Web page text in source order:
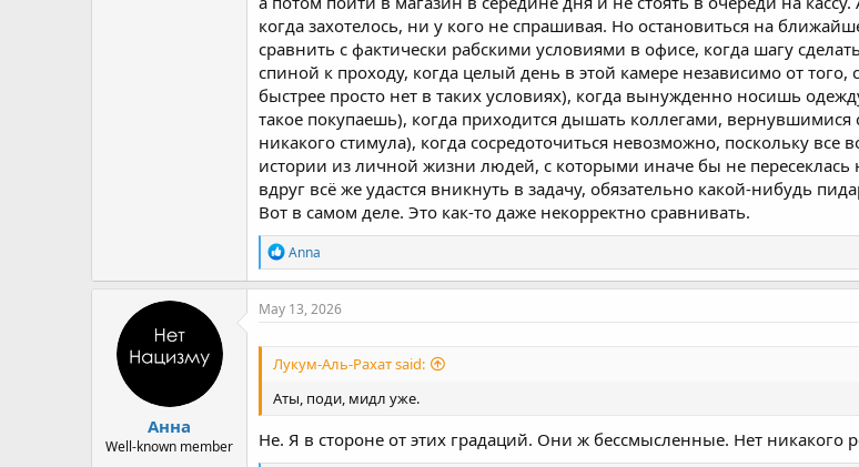
когда захотелось, ни у кого не спрашивая. Но остановиться на
сравнить с фактически рабскими условиями в офисе, когда шагу
спиной к проходу, когда целый день в этой камере независимо от
быстрее просто нет в таких условиях), когда вынужденно носишь
такое покупаешь), когда приходится дышать коллегами, вернувшимися
никакого стимула), когда сосредоточиться невозможно, поскольку
истории из личной жизни людей, с которыми иначе бы не пересеклась
вдруг всё же удастся вникнуть в задачу, обязательно какой-нибудь
Вот в самом деле. Это как-то даже некорректно сравнивать.
R
e
a
c
n
s
:
Anna
Анна
Well-known member
May 13, 2026
Лукум-Аль-Рахат said:
Аты, поди, мидл уже.
Не. Я в стороне от этих градаций. Они ж бессмысленные. Нет никакого